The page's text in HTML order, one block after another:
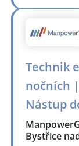
Technik
nočních |
Nástup
Bystřice